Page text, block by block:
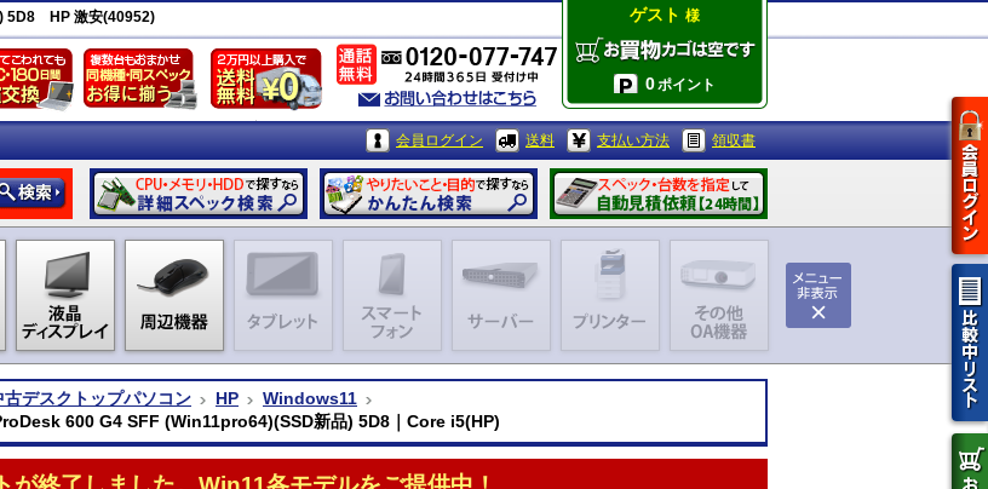
) 5D8 HP 激安(40952) ゲスト 様
0ポイント
会員ログイン 送料 支払い方法 領収書
古デスクトップパソコン HP
Windows11
600 G4 SFF (Win11pro64)(SSD新品) 5D8｜Core i5(HP)